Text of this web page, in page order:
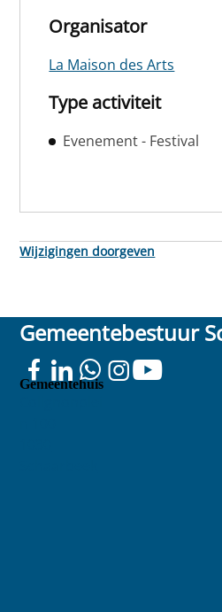
Organisator
La Maison des Arts
Type activiteit
Evenement - Festival
Wijzigingen doorgeven
Gemeentebestuur
Gemeentehuis